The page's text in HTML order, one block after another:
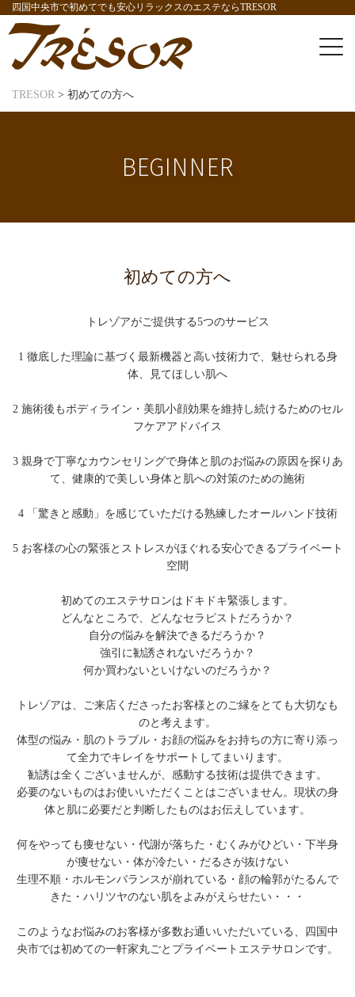
四国中央市で初めてでも安心リラックスのエステならTRESOR
TRESOR > 初めての方へ
BEGINNER
初めての方へ
トレゾアがご提供する5つのサービス
1 徹底した理論に基づく最新機器と高い技術力で、魅せられる身
体、見てほしい肌へ
2 施術後もボディライン・美肌小顔効果を維持し続けるためのセル
フケアアドバイス
3 親身で丁寧なカウンセリングで身体と肌のお悩みの原因を探りあ
て、健康的で美しい身体と肌への対策のための施術
4 「驚きと感動」を感じていただける熟練したオールハンド技術
5 お客様の心の緊張とストレスがほぐれる安心できるプライベート
空間
初めてのエステサロンはドキドキ緊張します。
どんなところで、どんなセラピストだろうか？
自分の悩みを解決できるだろうか？
強引に勧誘されないだろうか？
何か買わないといけないのだろうか？
トレゾアは、ご来店くださったお客様とのご縁をとても大切なも
のと考えます。
体型の悩み・肌のトラブル・お顔の悩みをお持ちの方に寄り添っ
て全力でキレイをサポートしてまいります。
勧誘は全くございませんが、感動する技術は提供できます。
必要のないものはお使いいただくことはございません。現状の身
体と肌に必要だと判断したものはお伝えしています。
何をやっても痩せない・代謝が落ちた・むくみがひどい・下半身
が痩せない・体が冷たい・だるさが抜けない
生理不順・ホルモンバランスが崩れている・顔の輪郭がたるんで
きた・ハリツヤのない肌をよみがえらせたい・・・
このようなお悩みのお客様が多数お通いいただいている、四国中
央市では初めての一軒家丸ごとプライベートエステサロンです。